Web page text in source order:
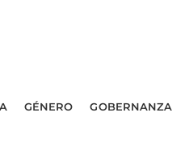
GÉNERO GOBERNANZA